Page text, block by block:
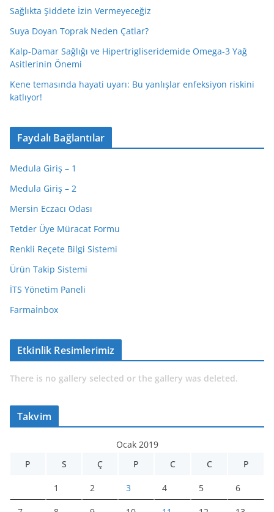
Sağlıkta Şiddete İzin Vermeyeceğiz
Suya Doyan Toprak Neden Çatlar?
Kalp-Damar Sağlığı ve Hipertrigliseridemide Omega-3 Yağ
Asitlerinin Önemi
Kene temasında hayati uyarı: Bu yanlışlar enfeksiyon riskini
katlıyor!
Faydalı Bağlantılar
Medula Giriş – 1
Medula Giriş – 2
Mersin Eczacı Odası
Tetder Üye Müracat Formu
Renkli Reçete Bilgi Sistemi
Ürün Takip Sistemi
İTS Yönetim Paneli
Farmaİnbox
Etkinlik Resimlerimiz
There is no gallery selected or the gallery was deleted.
Takvim
Ocak 2019
P
S Ç P C C P
1 2 3 4 5 6